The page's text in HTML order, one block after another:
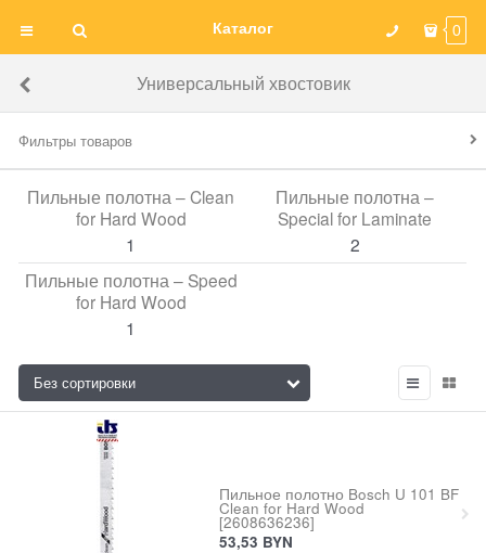
Каталог 0
Универсальный хвостовик
Фильтры товаров
Пильные полотна – Clean
for Hard Wood
1
Пильные полотна –
Special for Laminate
2
Пильные полотна – Speed
for Hard Wood
1
Пильное полотно Bosch U 101 BF
Clean for Hard Wood
[2608636236]
53,53 BYN